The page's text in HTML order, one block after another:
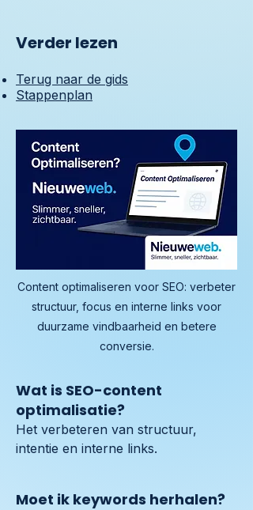
Verder lezen
Terug naar de gids
Stappenplan
Content optimaliseren voor SEO: verbeter
structuur, focus en interne links voor
duurzame vindbaarheid en betere
conversie.
Wat is SEO-content
optimalisatie?
Het verbeteren van structuur,
intentie en interne links.
Moet ik keywords herhalen?